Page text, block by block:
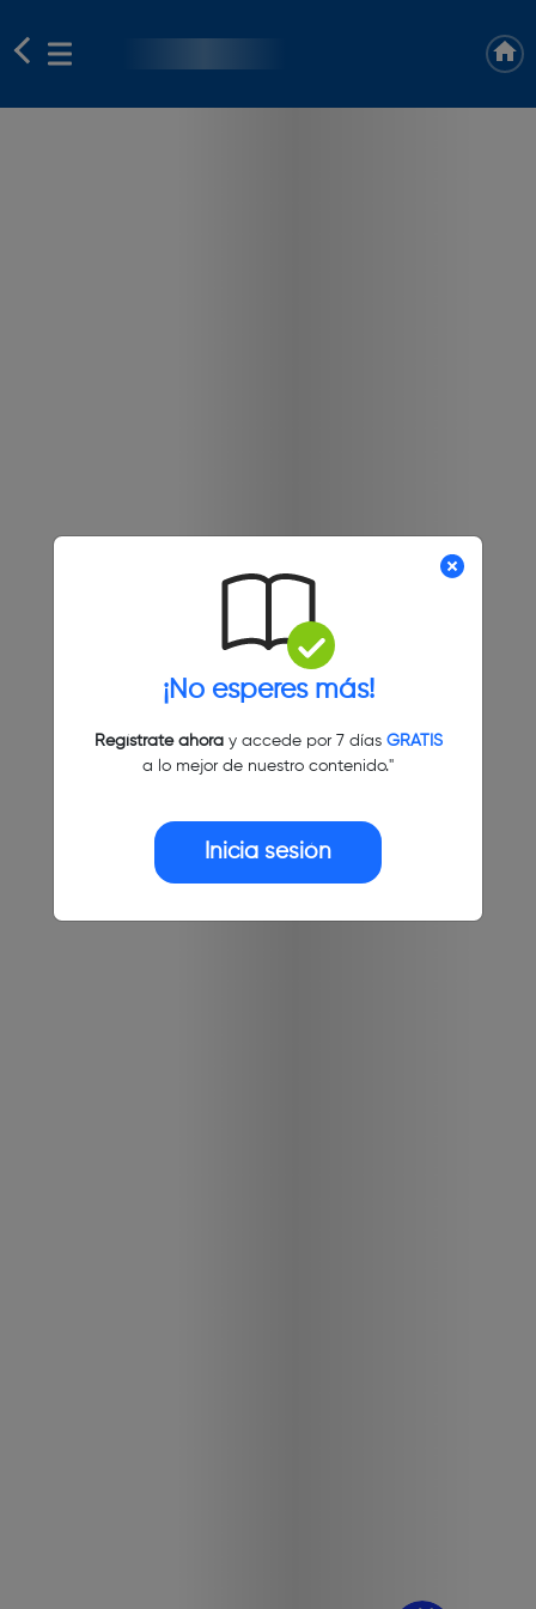
¡No esperes más!
Regístrate ahoray accede por 7 días GRATIS
a lo mejor de nuestro contenido."
Inicia sesión